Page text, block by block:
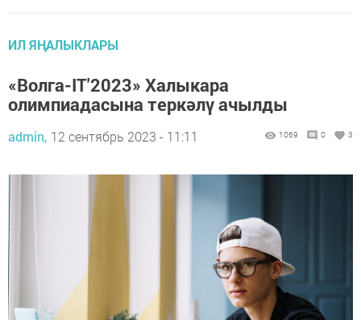
ИЛ ЯҢАЛЫКЛАРЫ
«Волга-IT'2023» Халыкара
олимпиадасына теркәлү ачылды
admin, 12 сентябрь 2023 - 11:11 1069 0 3